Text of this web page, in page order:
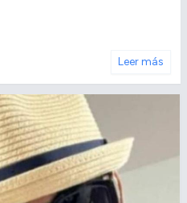
Leer más